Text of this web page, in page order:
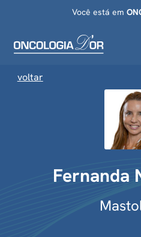
Você está em
voltar
Fernanda